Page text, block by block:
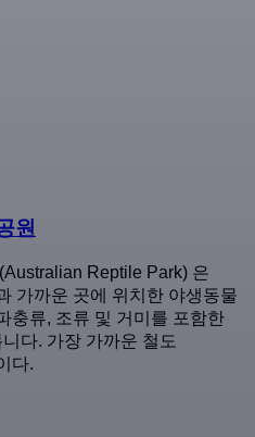
원
Reptile Park) 은
가까운 곳에 위치한 야생동물
충류, 조류 및 거미를 포함한
다. 가장 가까운 철도
다.